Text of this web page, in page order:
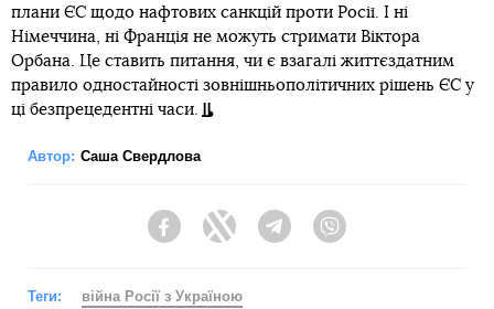
плани ЄС щодо нафтових санкцій проти Росії. І ні
Німеччина, ні Франція не можуть стримати Віктора
Орбана. Це ставить питання, чи є взагалі життєздатним
правило одностайності зовнішньополітичних рішень ЄС у
ці безпрецедентні часи.
Автор: Саша Свердлова
FacebookTwitter Telegram
Теги: війна Росії з Україною